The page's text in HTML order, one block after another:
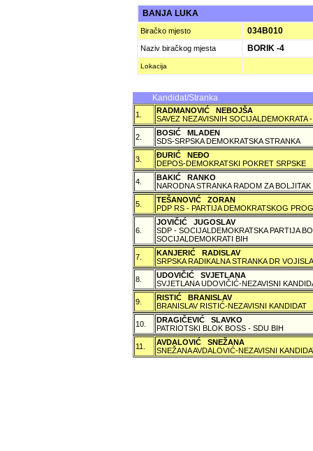
BANJA LUKA
Biračko mjesto 034B010
Naziv biračkog mjesta BORIK -4
Lokacija
Kandidat/Stranka
1.
RADMANOVIĆ NEBOJŠA
SAVEZ NEZAVISNIH SOCIJALDEMOKRATA
2.
BOSIĆ MLADEN
SDS-SRPSKA DEMOKRATSKA STRANKA
3.
ÐURIĆ NEÐO
DEPOS-DEMOKRATSKI POKRET SRPSKE
4.
BAKIĆ RANKO
NARODNA STRANKA RADOM ZA BOLJITAK
5.
TEŠANOVIĆ ZORAN
PDP RS - PARTIJA DEMOKRATSKOG
6.
JOVIČIĆ JUGOSLAV
SDP - SOCIJALDEMOKRATSKA PARTIJA
SOCIJALDEMOKRATI BIH
7.
KANJERIĆ RADISLAV
SRPSKA RADIKALNA STRANKA DR
8.
UDOVIČIĆ SVJETLANA
SVJETLANA UDOVIČIĆ-NEZAVISNI
9.
RISTIĆ BRANISLAV
BRANISLAV RISTIĆ-NEZAVISNI KANDIDAT
10.
DRAGIČEVIĆ SLAVKO
PATRIOTSKI BLOK BOSS - SDU BIH
11.
AVDALOVIĆ SNEŽANA
SNEŽANA AVDALOVIĆ-NEZAVISNI